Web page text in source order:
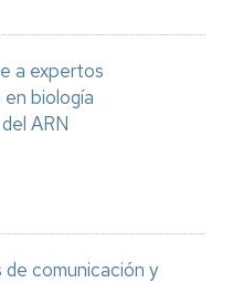
a expertos
biología
ARN
de comunicación y